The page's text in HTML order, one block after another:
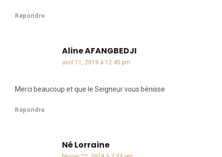
Répondre
Aline AFANGBEDJI
avril 11, 2019 à 12:45 pm
Merci beaucoup et que le Seigneur vous bénisse
Répondre
Né Lorrainedit :